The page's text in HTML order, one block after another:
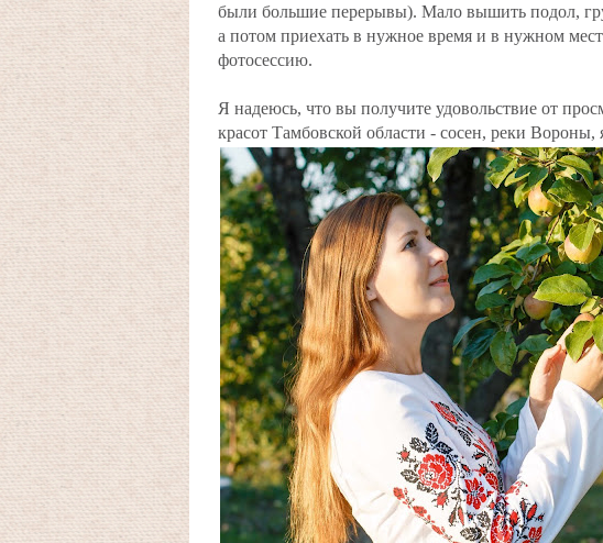
были большие перерывы). Мало вышить подол,
а потом приехать в нужное время и в нужном
фотосессию.
Я надеюсь, что вы получите удовольствие от
красот Тамбовской области - сосен, реки Вороны,